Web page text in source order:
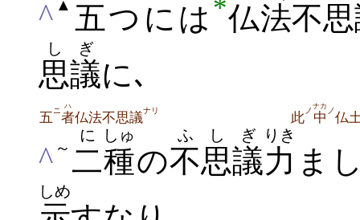
^ ▲ 五つには *仏法不
思議
しぎ
に､
五 ニ者
ハ
仏法不思議ナリ 此 ノ 中
ナカ ノ仏
^ ～ 二
に
種
しゅ
の不
ふ
思議
しぎ
力
りき
ま
しめ